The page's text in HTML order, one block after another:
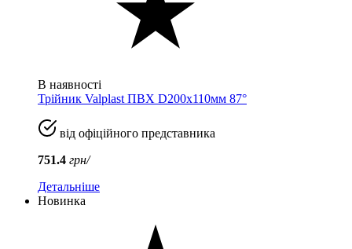
В наявності
Трійник Valplast ПВХ D200x110мм 87°
від офіційного представника
751.4 грн/
Детальніше
Новинка